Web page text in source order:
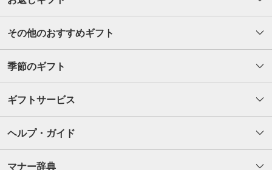
その他のおすすめギフト
季節のギフト
ギフトサービス
ヘルプ・ガイド
マナー辞典